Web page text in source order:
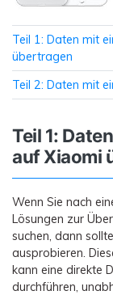
Teil 1: Daten mit
übertragen
Teil 2: Daten mit
Teil 1:
auf Xiaomi
Wenn Sie nach
Lösungen zur
suchen, dann
ausprobieren.
kann eine direkte
durchführen,